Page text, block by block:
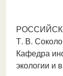
Т. В.
Кафедра
экологии и